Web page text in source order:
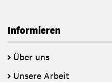
Informieren
Über uns
Unsere Arbeit